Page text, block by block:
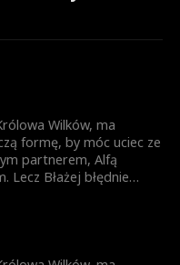
Wilków, ma
formę, by móc uciec ze
partnerem, Alfą
Lecz Błażej błędnie
syna jest zagrożone,
Błażej zrozumiał